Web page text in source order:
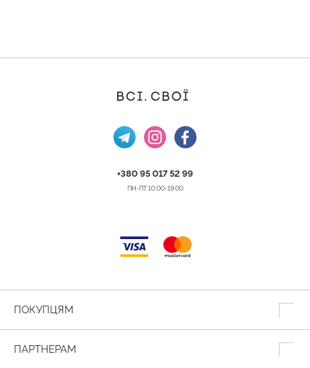
+380 95 017 52 99
ПН-ПТ 10:00-19:00
ПОКУПЦЯМ
ПАРТНЕРАМ